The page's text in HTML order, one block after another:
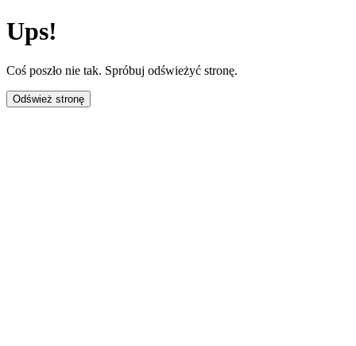
Ups!
Coś poszło nie tak. Spróbuj odświeżyć stronę.
Odśwież stronę